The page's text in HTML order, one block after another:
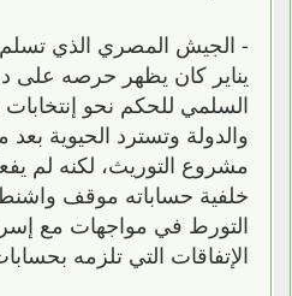
يناير كان يظهر حرصه على
السلمي للحكم نحو
والدولة وتسترد الحيوية بعد
مشروع التوريث، لكنه لم
خلفية حساباته موقف
التورط في مواجهات مع
الإتفاقات التي تلزمه